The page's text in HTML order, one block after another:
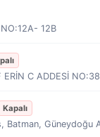
12B
ERİN C ADDESİ
Kapalı
Batman, Güneydoğu